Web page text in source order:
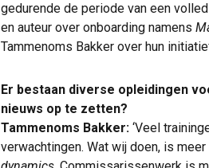
gedurende de periode van een
en auteur over onboarding namens
Tammenoms Bakker over hun
Er bestaan diverse opleidingen
nieuws op te zetten?
Tammenoms Bakker: ‘Veel
verwachtingen. Wat wij doen, is